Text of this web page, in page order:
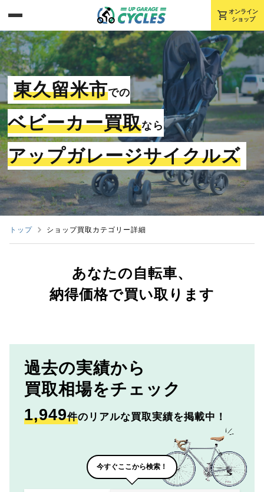
shopping_cart オンライン
ショップ
東久留米市での
ベビーカー買取なら
アップガレージサイクルズ
トップ ショップ買取カテゴリー詳細
あなたの自転車、
納得価格で買い取ります
過去の実績から
買取相場をチェック
1,949件のリアルな買取実績を掲載中！
今すぐここから検索！